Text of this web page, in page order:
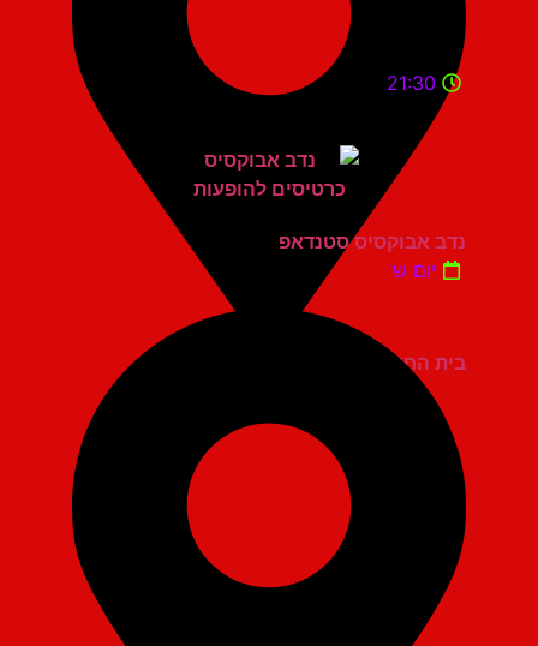
בית החייל תל אביב
21:30
נדב אבוקסיס סטנדאפ
יום ש'